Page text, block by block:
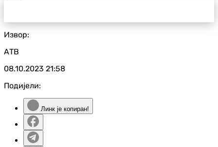
Извор:
АТВ
08.10.2023 21:58
Подијели:
Линк је копиран!